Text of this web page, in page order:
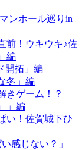
ンホール巡りin
前！ウキウキ♪佐
編
開拓」編
冬」編
きゲーム！？
」編
い！佐賀城下ひ
感じない？」